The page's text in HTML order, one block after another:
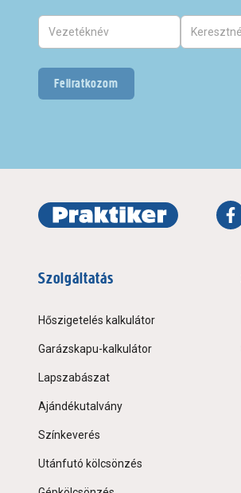
Feliratkozom
Szolgáltatás
Hőszigetelés kalkulátor
Garázskapu-kalkulátor
Lapszabászat
Ajándékutalvány
Színkeverés
Utánfutó kölcsönzés